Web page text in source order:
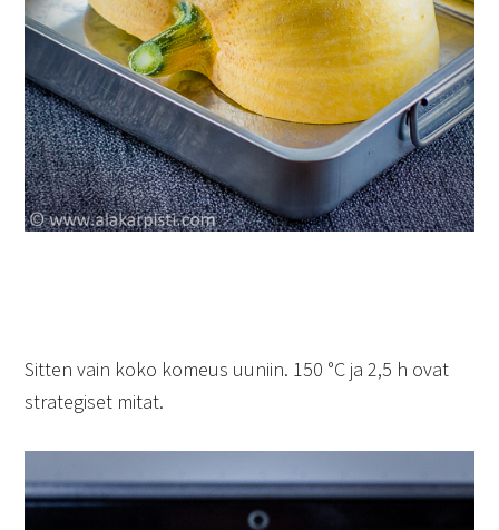
Sitten vain koko komeus uuniin. 150 °C ja 2,5 h ovat
strategiset mitat.